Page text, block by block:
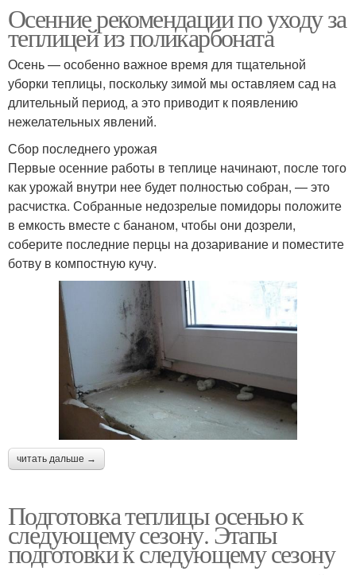
Осенние рекомендации по уходу за
теплицей из поликарбоната
Осень — особенно важное время для тщательной
уборки теплицы, поскольку зимой мы оставляем сад на
длительный период, а это приводит к появлению
нежелательных явлений.
Сбор последнего урожая
Первые осенние работы в теплице начинают, после того
как урожай внутри нее будет полностью собран, — это
расчистка. Собранные недозрелые помидоры положите
в емкость вместе с бананом, чтобы они дозрели,
соберите последние перцы на дозаривание и поместите
ботву в компостную кучу.
читать дальше →
Подготовка теплицы осенью к
следующему сезону. Этапы
подготовки к следующему сезону